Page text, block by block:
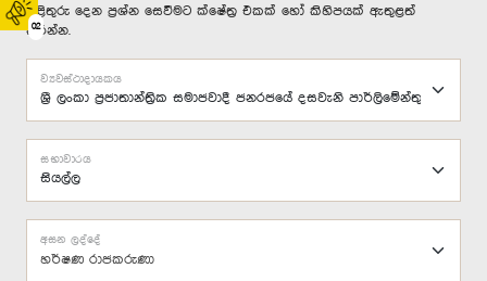
02
පිළිතුරු දෙන ප්‍රශ්න සෙවීමට ක්ෂේත්‍ර එකක් හෝ කිහිපයක් ඇතුළත්
කරන්න.
ව්‍යවස්ථාදායකය
සභාවාරය
හර්ෂණ රාජකරුණා
අසන ලද්දේ